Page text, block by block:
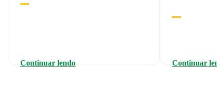
Continuar lendo Continuar